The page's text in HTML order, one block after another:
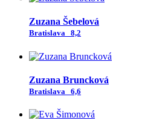
Zuzana Šebelová
Bratislava 8,2
Zuzana Bruncková
Bratislava 6,6